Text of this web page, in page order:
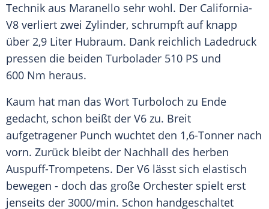
Technik aus Maranello sehr wohl. Der California-
V8 verliert zwei Zylinder, schrumpft auf knapp
über 2,9 Liter Hubraum. Dank reichlich Ladedruck
pressen die beiden Turbolader 510 PS und
600 Nm heraus.
Kaum hat man das Wort Turboloch zu Ende
gedacht, schon beißt der V6 zu. Breit
aufgetragener Punch wuchtet den 1,6-Tonner nach
vorn. Zurück bleibt der Nachhall des herben
Auspuff-Trompetens. Der V6 lässt sich elastisch
bewegen - doch das große Orchester spielt erst
jenseits der 3000/min. Schon handgeschaltet